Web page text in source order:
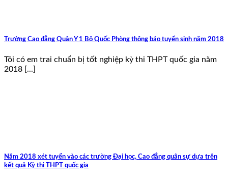
Trường Cao đẳng Quân Y 1 Bộ Quốc Phòng thông báo tuyển sinh năm 2018
Tôi có em trai chuẩn bị tốt nghiệp kỳ thi THPT quốc gia năm
2018 [...]
Năm 2018 xét tuyển vào các trường Đại học, Cao đẳng quân sự dựa trên
kết quả Kỳ thi THPT quốc gia